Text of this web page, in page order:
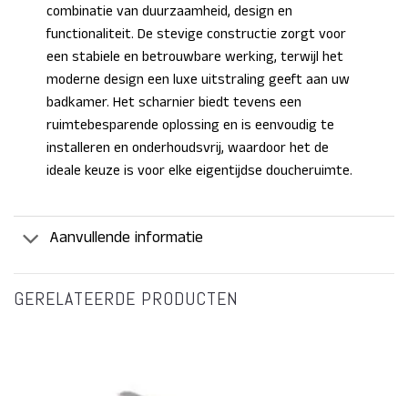
combinatie van duurzaamheid, design en
functionaliteit. De stevige constructie zorgt voor
een stabiele en betrouwbare werking, terwijl het
moderne design een luxe uitstraling geeft aan uw
badkamer. Het scharnier biedt tevens een
ruimtebesparende oplossing en is eenvoudig te
installeren en onderhoudsvrij, waardoor het de
ideale keuze is voor elke eigentijdse doucheruimte.
Aanvullende informatie
GERELATEERDE PRODUCTEN